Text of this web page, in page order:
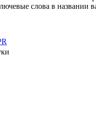
слова в названии